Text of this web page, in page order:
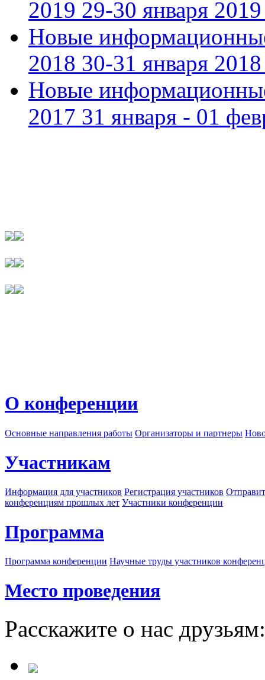
2019 29-30 января 2019
Новые
2018 30-31 января 2018
Новые
2017 31 января - 01
О конференции
Основные направления работы Организаторы и партнеры
Участникам
Информация для участников Регистрация участников
конференциям прошлых лет Участники конференции
Программа
Программа конференции Научные труды участников
Место проведения
Расскажите о нас друзьям: